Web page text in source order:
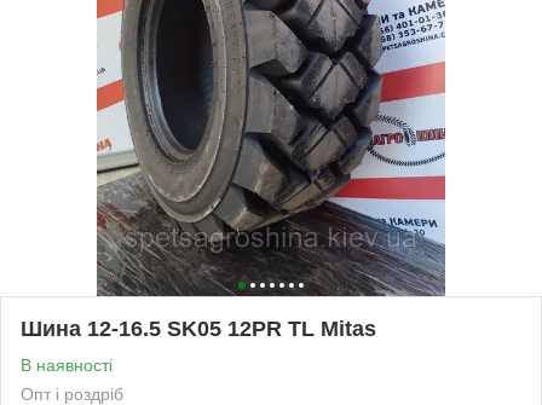
Шина 12-16.5 SK05 12PR TL Mitas
В наявності
Опт і роздріб